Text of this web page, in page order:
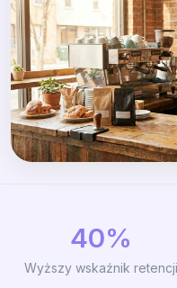
40%
Wyższy wskaźnik retencji